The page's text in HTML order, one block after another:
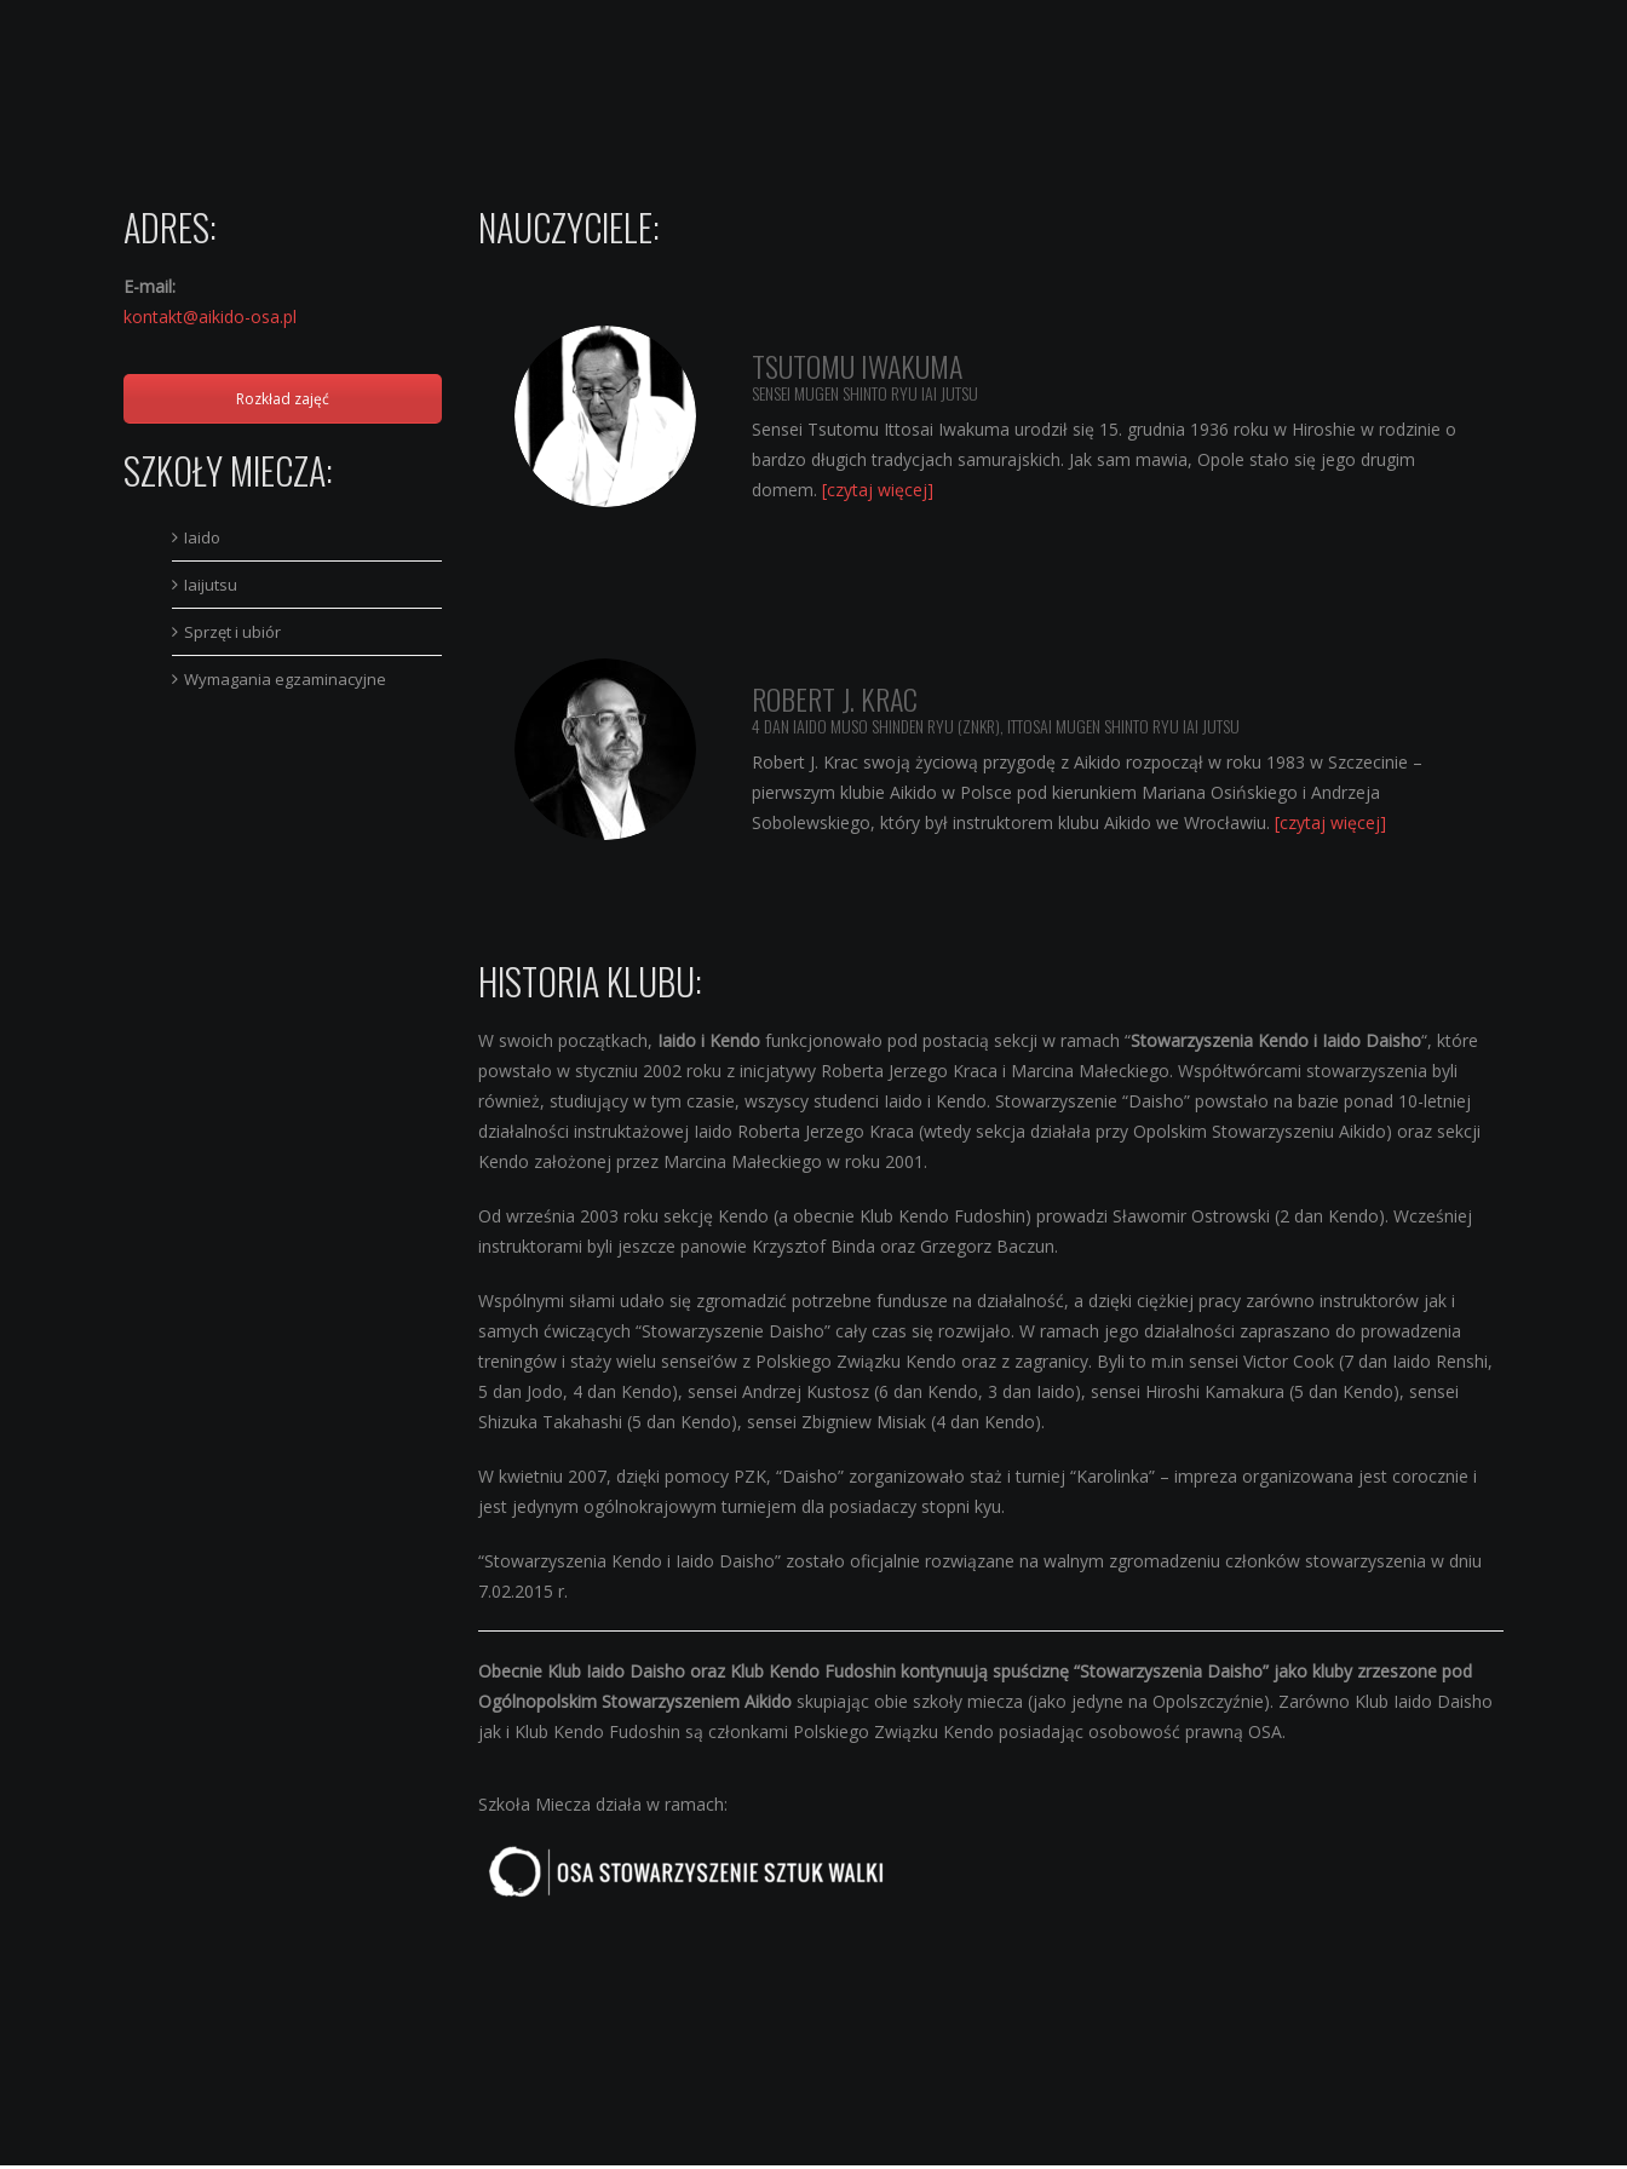
ADRES:
E-mail:
kontakt@aikido-osa.pl
Rozkład zajęć
SZKOŁY MIECZA:
Iaido
Iaijutsu
Sprzęt i ubiór
Wymagania egzaminacyjne
NAUCZYCIELE:
TSUTOMU IWAKUMA
SENSEI MUGEN SHINTO RYU IAI JUTSU
Sensei Tsutomu Ittosai Iwakuma urodził się 15. grudnia 1936 roku w Hiroshie w rodzinie o
bardzo długich tradycjach samurajskich. Jak sam mawia, Opole stało się jego drugim
domem.[czytaj więcej]
ROBERT J. KRAC
4 DAN IAIDO MUSO SHINDEN RYU (ZNKR), ITTOSAI MUGEN SHINTO RYU IAI JUTSU
Robert J. Krac swoją życiową przygodę z Aikido rozpoczął w roku 1983 w Szczecinie –
pierwszym klubie Aikido w Polsce pod kierunkiem Mariana Osińskiego i Andrzeja
Sobolewskiego, który był instruktorem klubu Aikido we Wrocławiu.[czytaj więcej]
HISTORIA KLUBU:
W swoich początkach, Iaido i Kendofunkcjonowało pod postacią sekcji w ramach “Stowarzyszenia Kendo i Iaido Daisho“, które
powstało w styczniu 2002 roku z inicjatywy Roberta Jerzego Kraca i Marcina Małeckiego. Współtwórcami stowarzyszenia byli
również, studiujący w tym czasie, wszyscy studenci Iaido i Kendo. Stowarzyszenie “Daisho” powstało na bazie ponad 10-letniej
działalności instruktażowej Iaido Roberta Jerzego Kraca (wtedy sekcja działała przy Opolskim Stowarzyszeniu Aikido) oraz sekcji
Kendo założonej przez Marcina Małeckiego w roku 2001.
Od września 2003 roku sekcję Kendo (a obecnie Klub Kendo Fudoshin) prowadzi Sławomir Ostrowski (2 dan Kendo). Wcześniej
instruktorami byli jeszcze panowie Krzysztof Binda oraz Grzegorz Baczun.
Wspólnymi siłami udało się zgromadzić potrzebne fundusze na działalność, a dzięki ciężkiej pracy zarówno instruktorów jak i
samych ćwiczących “Stowarzyszenie Daisho” cały czas się rozwijało. W ramach jego działalności zapraszano do prowadzenia
treningów i staży wielu sensei’ów z Polskiego Związku Kendo oraz z zagranicy. Byli to m.in sensei Victor Cook (7 dan Iaido Renshi,
5 dan Jodo, 4 dan Kendo), sensei Andrzej Kustosz (6 dan Kendo, 3 dan Iaido), sensei Hiroshi Kamakura (5 dan Kendo), sensei
Shizuka Takahashi (5 dan Kendo), sensei Zbigniew Misiak (4 dan Kendo).
W kwietniu 2007, dzięki pomocy PZK, “Daisho” zorganizowało staż i turniej “Karolinka” – impreza organizowana jest corocznie i
jest jedynym ogólnokrajowym turniejem dla posiadaczy stopni kyu.
“Stowarzyszenia Kendo i Iaido Daisho” zostało oficjalnie rozwiązane na walnym zgromadzeniu członków stowarzyszenia w dniu
7.02.2015 r.
Obecnie Klub Iaido Daisho oraz Klub Kendo Fudoshin kontynuują spuściznę “Stowarzyszenia Daisho” jako kluby zrzeszone pod
Ogólnopolskim Stowarzyszeniem Aikidoskupiając obie szkoły miecza (jako jedyne na Opolszczyźnie). Zarówno Klub Iaido Daisho
jak i Klub Kendo Fudoshin są członkami Polskiego Związku Kendo posiadając osobowość prawną OSA.
Szkoła Miecza działa w ramach: